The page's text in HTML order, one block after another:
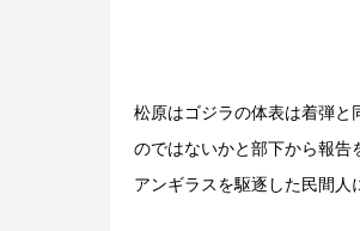
松原はゴジラの体表は着弾と
のではないかと部下から報告
アンギラスを駆逐した民間人